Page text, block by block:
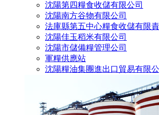
沈陽第四糧食收儲有限公司
沈陽南方谷物有限公司
法庫縣第五中心糧食收儲有限
沈陽佳玉稻米有限公司
沈陽市儲備糧管理公司
軍糧供應站
沈陽糧油集團進出口貿易有限公